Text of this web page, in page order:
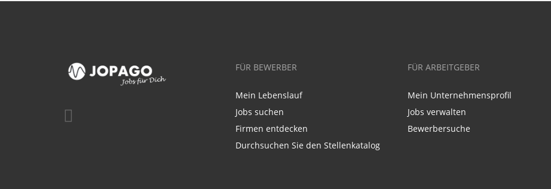
FÜR BEWERBER
Mein Lebenslauf
Jobs suchen
Firmen entdecken
Durchsuchen Sie den Stellenkatalog
FÜR ARBEITGEBER
Mein Unternehmensprofil
Jobs verwalten
Bewerbersuche